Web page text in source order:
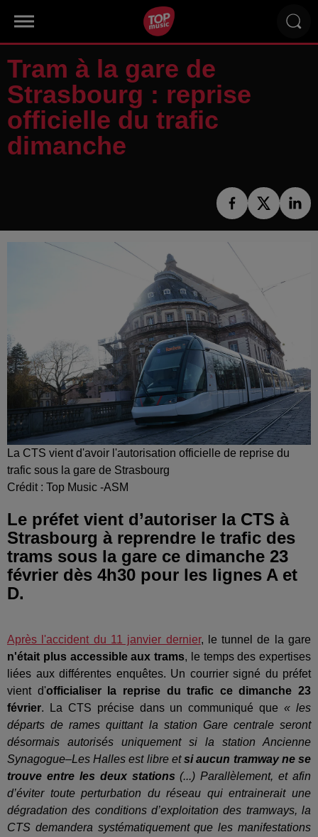
Tram à la gare de
Strasbourg : reprise
officielle du trafic
dimanche
La CTS vient d'avoir l'autorisation officielle de reprise du
trafic sous la gare de Strasbourg
Crédit : Top Music -ASM
Le préfet vient d’autoriser la CTS à
Strasbourg à reprendre le trafic des
trams sous la gare ce dimanche 23
février dès 4h30 pour les lignes A et
D.
Après l'accident du 11 janvier dernier, le tunnel de la gare
n'était plus accessible aux trams, le temps des expertises
liées aux différentes enquêtes. Un courrier signé du préfet
vient d'officialiser la reprise du trafic ce dimanche 23
février. La CTS précise dans un communiqué que« les
départs de rames quittant la station Gare centrale seront
désormais autorisés uniquement si la station Ancienne
Synagogue–Les Halles est libre etsi aucun tramway ne se
trouve entre les deux stations (...) Parallèlement, et afin
d’éviter toute perturbation du réseau qui entrainerait une
dégradation des conditions d’exploitation des tramways, la
CTS demandera systématiquement que les manifestations